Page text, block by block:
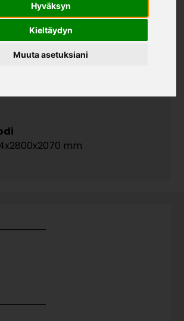
Hyväksyn
Kieltäydyn
Muuta asetuksiani
mm